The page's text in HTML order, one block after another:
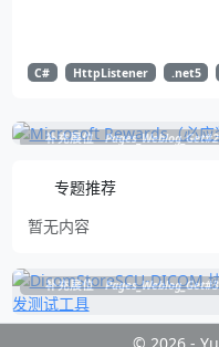
C# HttpListener .net5
补充展位 Pages_Weblog_Get#2
专题推荐
暂无内容
补充展位 Pages_Weblog_Get#3